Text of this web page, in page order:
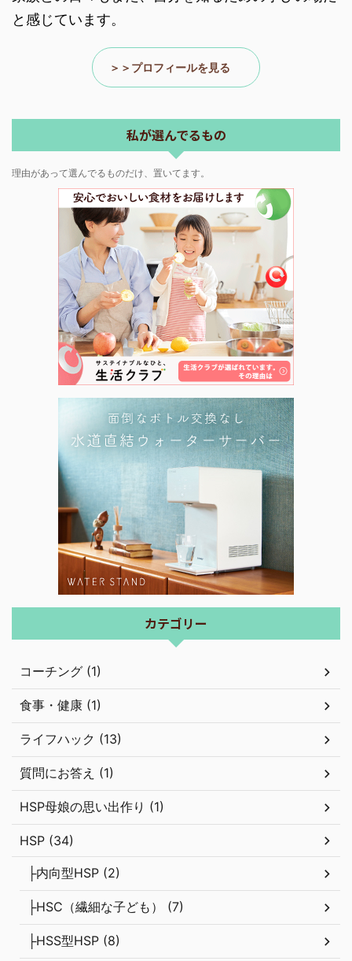
と感じています。
＞＞プロフィールを見る
私が選んでるもの
理由があって選んでるものだけ、置いてます。
カテゴリー
コーチング (1)
食事・健康 (1)
ライフハック (13)
質問にお答え (1)
HSP母娘の思い出作り (1)
HSP (34)
├内向型HSP (2)
├HSC（繊細な子ども） (7)
├HSS型HSP (8)